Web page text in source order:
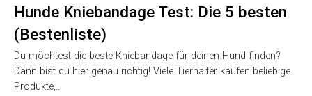
Hunde Kniebandage Test: Die 5 besten
(Bestenliste)
Du möchtest die beste Kniebandage für deinen Hund finden?
Dann bist du hier genau richtig! Viele Tierhalter kaufen beliebige
Produkte,…